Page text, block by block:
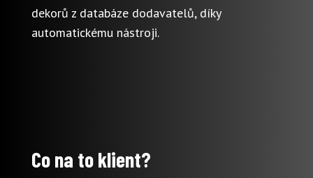
dekorů z databáze dodavatelů, díky
automatickému nástroji.
Co na to klient?